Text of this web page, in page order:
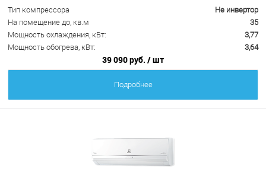
Тип компрессора
Не инвертор
На помещение до, кв.м
35
Мощность охлаждения, кВт:
3,77
Мощность обогрева, кВт:
3,64
39 090 руб. / шт
Подробнее